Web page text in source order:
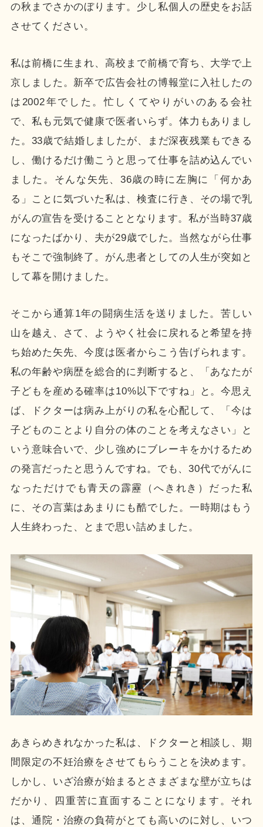
の秋までさかのぼります。少し私個人の歴史をお話
させてください。
私は前橋に生まれ、高校まで前橋で育ち、大学で上
京しました。新卒で広告会社の博報堂に入社したの
は2002年でした。忙しくてやりがいのある会社
で、私も元気で健康で医者いらず。体力もありまし
た。33歳で結婚しましたが、まだ深夜残業もできる
し、働けるだけ働こうと思って仕事を詰め込んでい
ました。そんな矢先、36歳の時に左胸に「何かあ
る」ことに気づいた私は、検査に行き、その場で乳
がんの宣告を受けることとなります。私が当時37歳
になったばかり、夫が29歳でした。当然ながら仕事
もそこで強制終了。がん患者としての人生が突如と
して幕を開けました。
そこから通算1年の闘病生活を送りました。苦しい
山を越え、さて、ようやく社会に戻れると希望を持
ち始めた矢先、今度は医者からこう告げられます。
私の年齢や病歴を総合的に判断すると、「あなたが
子どもを産める確率は10%以下ですね」と。今思え
ば、ドクターは病み上がりの私を心配して、「今は
子どものことより自分の体のことを考えなさい」と
いう意味合いで、少し強めにブレーキをかけるため
の発言だったと思うんですね。でも、30代でがんに
なっただけでも青天の霹靂（へきれき）だった私
に、その言葉はあまりにも酷でした。一時期はもう
人生終わった、とまで思い詰めました。
あきらめきれなかった私は、ドクターと相談し、期
間限定の不妊治療をさせてもらうことを決めます。
しかし、いざ治療が始まるとさまざまな壁が立ちは
だかり、四重苦に直面することになります。それ
は、通院・治療の負荷がとても高いのに対し、いつ